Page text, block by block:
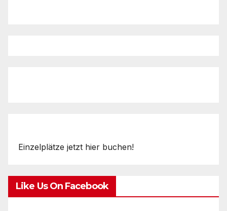
Einzelplätze jetzt hier buchen!
Like Us On Facebook